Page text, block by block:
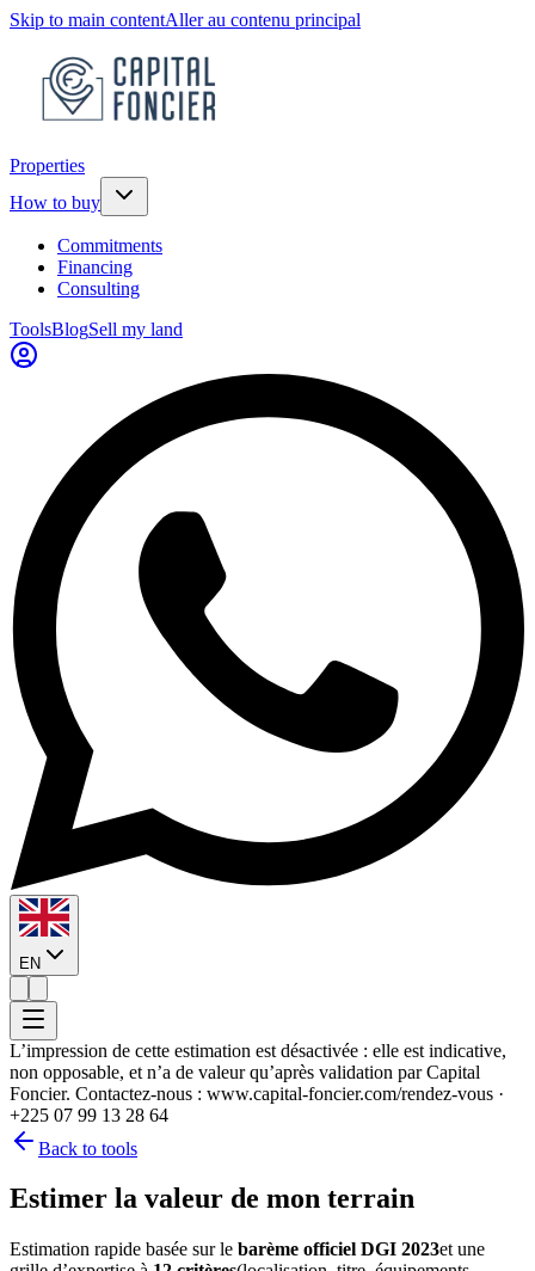
Skip to main contentAller au contenu principal
Properties
How to buy
Commitments
Financing
Consulting
ToolsBlogSell my land
EN
L’impression de cette estimation est désactivée : elle est indicative,
non opposable, et n’a de valeur qu’après validation par Capital
Foncier. Contactez-nous : www.capital-foncier.com/rendez-vous ·
+225 07 99 13 28 64
Back to tools
Estimer la valeur de mon terrain
Estimation rapide basée sur le barème officiel DGI 2023et une